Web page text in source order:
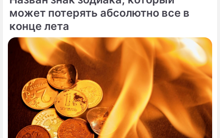
может потерять абсолютно все в
конце лета